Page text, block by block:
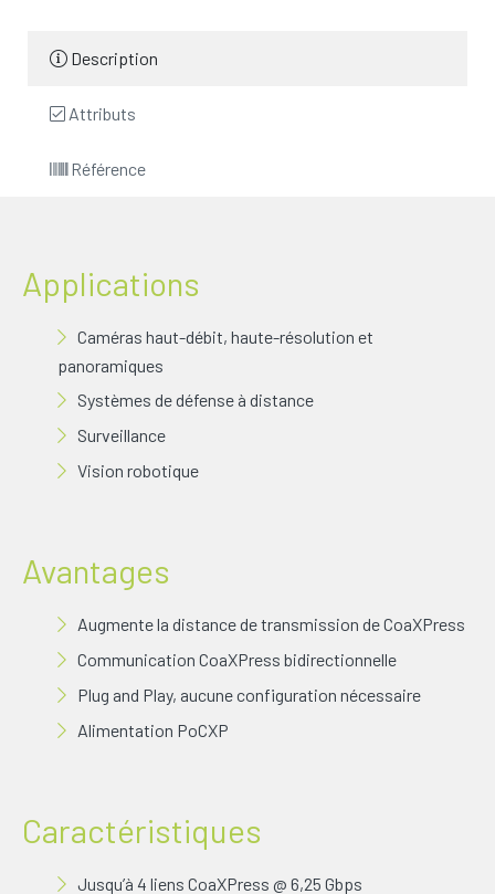
Description
Attributs
Référence
Applications
Caméras haut-débit, haute-résolution et
panoramiques
Systèmes de défense à distance
Surveillance
Vision robotique
Avantages
Augmente la distance de transmission de CoaXPress
Communication CoaXPress bidirectionnelle
Plug and Play, aucune configuration nécessaire
Alimentation PoCXP
Caractéristiques
Jusqu’à 4 liens CoaXPress @ 6,25 Gbps